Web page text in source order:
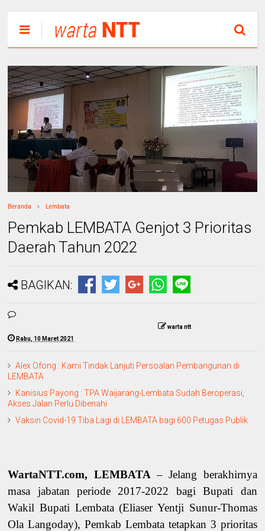
Beranda Lembata
Pemkab LEMBATA Genjot 3 Prioritas
Daerah Tahun 2022
BAGIKAN:
warta ntt
Rabu, 10 Maret 2021
Alex Ofong : Kami Tindak Lanjuti Persoalan Pembangunan di
LEMBATA
Kanisius Payong : TPA Waijarang-Lembata Sudah Beroperasi,
Akses Jalan Perlu Dibenahi
Vaksin Covid-19 Tiba Lagi di LEMBATA bagi 600 Petugas Publik
WartaNTT.com, LEMBATA – Jelang berakhirnya
masa jabatan periode 2017-2022 bagi Bupati dan
Wakil Bupati Lembata (Eliaser Yentji Sunur-Thomas
Ola Langoday), Pemkab Lembata tetapkan 3 prioritas